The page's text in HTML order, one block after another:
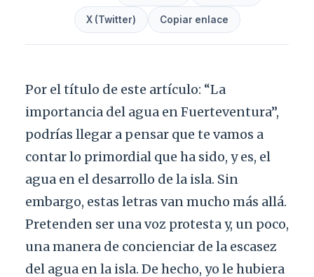
X (Twitter) Copiar enlace
Por el título de este artículo: “La
importancia del agua en Fuerteventura”,
podrías llegar a pensar que te vamos a
contar lo primordial que ha sido, y es, el
agua en el desarrollo de la isla. Sin
embargo, estas letras van mucho más allá.
Pretenden ser una voz protesta y, un poco,
una manera de concienciar de la escasez
del agua en la isla. De hecho, yo le hubiera